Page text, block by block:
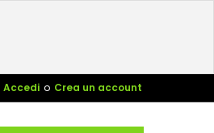
Accedi o Crea un account